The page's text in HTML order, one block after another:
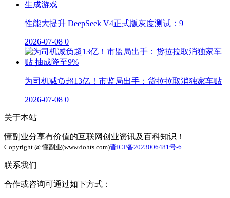
性能大提升 DeepSeek V4正式版灰度测试：9
2026-07-08 0
为司机减负超13亿！市监局出手：货拉拉取消独家车贴
2026-07-08 0
关于本站
懂副业分享有价值的互联网创业资讯及百科知识！
Copyright @ 懂副业(www.dohts.com)晋ICP备2023006481号-6
联系我们
合作或咨询可通过如下方式：